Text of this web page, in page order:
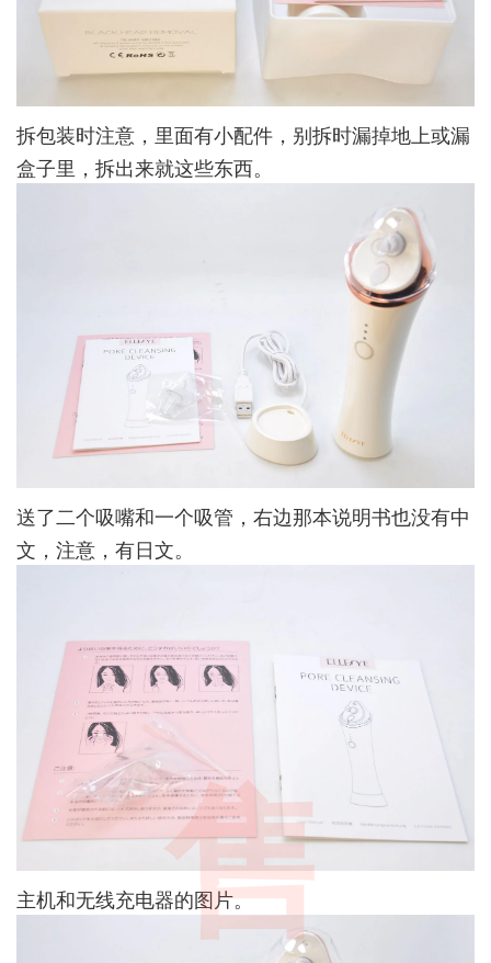
拆包装时注意，里面有小配件，别拆时漏掉地上或漏
盒子里，拆出来就这些东西。
送了二个吸嘴和一个吸管，右边那本说明书也没有中
文，注意，有日文。
主机和无线充电器的图片。
售